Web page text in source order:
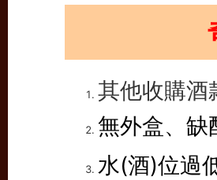
其他收購酒
無外盒、缺
水(酒)位過